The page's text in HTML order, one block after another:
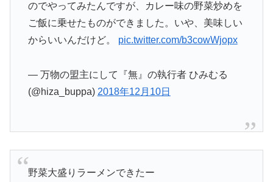
のでやってみたんですが、カレー味の野菜炒めを
ご飯に乗せたものができました。いや、美味しい
からいいんだけど。 pic.twitter.com/b3cowWjopx
— 万物の盟主にして『無』の執行者 ひみむる
(@hiza_buppa) 2018年12月10日
野菜大盛りラーメンできたー